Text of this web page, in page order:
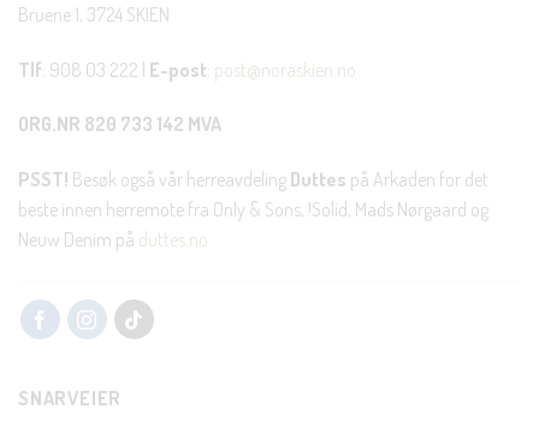
Bruene 1, 3724 SKIEN
Tlf: 908 03 222 | E-post: post@noraskien.no
ORG.NR 820 733 142 MVA
PSST! Besøk også vår herreavdeling Duttes på Arkaden for det
beste innen herremote fra Only & Sons, !Solid, Mads Nørgaard og
Neuw Denim på duttes.no
SNARVEIER